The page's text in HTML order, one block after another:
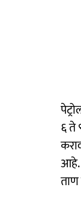
६ ते
आहे.